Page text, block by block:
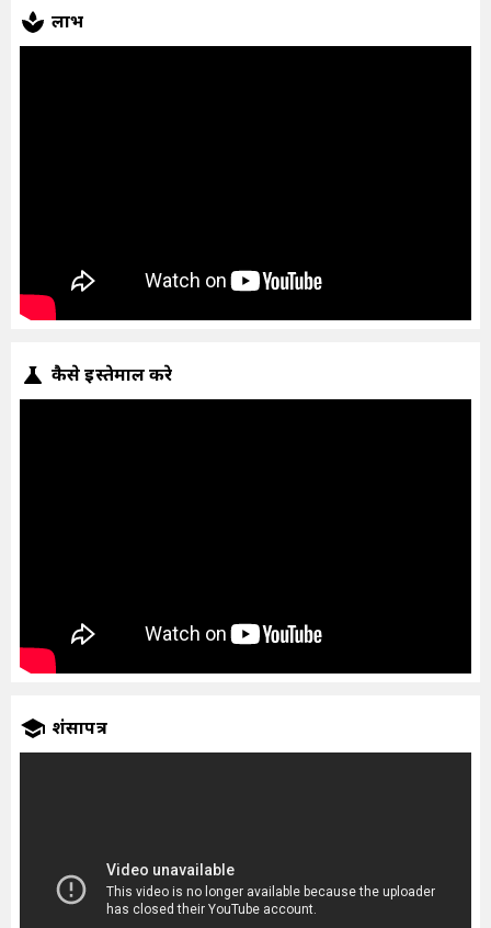
लाभ
कैसे इस्तेमाल करे
प्रशंसापत्र